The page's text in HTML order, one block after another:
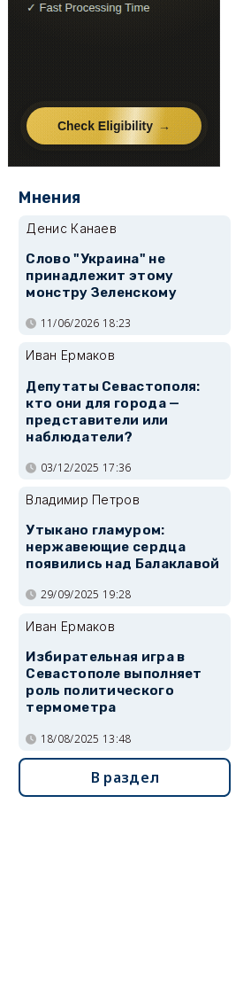
Мнения
Денис Канаев
Слово "Украина" не
принадлежит этому
монстру Зеленскому
11/06/2026 18:23
Иван Ермаков
Депутаты Севастополя:
кто они для города —
представители или
наблюдатели?
03/12/2025 17:36
Владимир Петров
Утыкано гламуром:
нержавеющие сердца
появились над Балаклавой
29/09/2025 19:28
Иван Ермаков
Избирательная игра в
Севастополе выполняет
роль политического
термометра
18/08/2025 13:48
В раздел